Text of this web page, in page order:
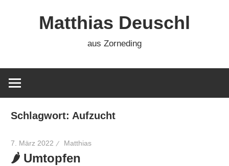
Matthias Deuschl
aus Zorneding
Schlagwort: Aufzucht
7. März 2022 Matthias
🌶 Umtopfen